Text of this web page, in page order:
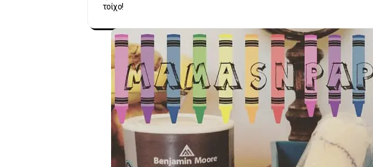
τοίχο!